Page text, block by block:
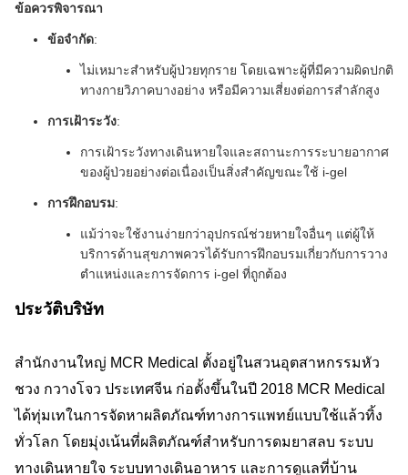
ข้อควรพิจารณา
ข้อจำกัด:
ไม่เหมาะสำหรับผู้ป่วยทุกราย โดยเฉพาะผู้ที่มีความผิดปกติ
ทางกายวิภาคบางอย่าง หรือมีความเสี่ยงต่อการสำลักสูง
การเฝ้าระวัง:
การเฝ้าระวังทางเดินหายใจและสถานะการระบายอากาศ
ของผู้ป่วยอย่างต่อเนื่องเป็นสิ่งสำคัญขณะใช้ i-gel
การฝึกอบรม:
แม้ว่าจะใช้งานง่ายกว่าอุปกรณ์ช่วยหายใจอื่นๆ แต่ผู้ให้
บริการด้านสุขภาพควรได้รับการฝึกอบรมเกี่ยวกับการวาง
ตำแหน่งและการจัดการ i-gel ที่ถูกต้อง
ประวัติบริษัท
สำนักงานใหญ่ MCR Medical ตั้งอยู่ในสวนอุตสาหกรรมหัว
ชวง กวางโจว ประเทศจีน ก่อตั้งขึ้นในปี 2018 MCR Medical
ได้ทุ่มเทในการจัดหาผลิตภัณฑ์ทางการแพทย์แบบใช้แล้วทิ้ง
ทั่วโลก โดยมุ่งเน้นที่ผลิตภัณฑ์สำหรับการดมยาสลบ ระบบ
ทางเดินหายใจ ระบบทางเดินอาหาร และการดูแลที่บ้าน